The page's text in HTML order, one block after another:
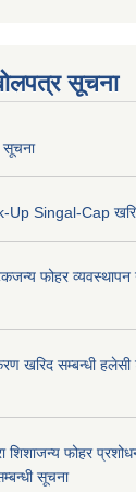
सूचना
सूचना
Up Singal-Cap
फोहर
खरिद सम्बन्धी हलेसी
शिशाजन्य फोहर
सूचना